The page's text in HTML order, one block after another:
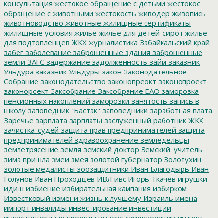
консультация жестокое обращение с детьми жестокое
обращение с животными жестокость живодер живопись
животноводство животные жилищные сертификаты
жилищные условия жилье жилье для детей-сирот жильё
для подтопленцев ЖКХ журналистика Забайкальский край
забег заболевание заброшенные здания заброшенные
земли ЗАГС задержание задолженность займ заказник
Ульдура заказник Ульдуры закон Законодательное
Собрание законодательство законопреокт законопроект
законороект Заксобрание Заксобрание ЕАО заморозка
пенсионных накоплений заморозки занятость запись в
школу заповедник "Бастак" заповедники заработная плата
Заречье зарплата зарплаты заслуженный работник ЖКХ
зачистка_судей защита прав предпринимателей защита
предпринимателей здравоохранение земледельцы
землетрясение земля земский доктор Земский_учитель
зима пришла змеи змея золотой губернатор Золотухин
золотые медалисты зоозащитники Иван Благодырь Иван
Голунов Иван Проходцев ИВЛ ивс Игорь Ткачев игрушки
идиш избиение избирательная кампания избирком
Известковый измени жизнь к лучшему Израиль имена
импорт инвалиды инвестирование инвестиции